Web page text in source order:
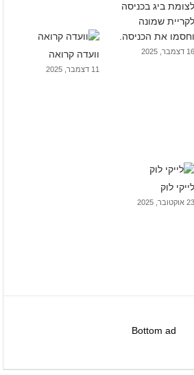
לצומת ביג בכניסה
לקריית שמונה
וחסמו את הכניסה.
16 דצמבר, 2025 וועדה קרואה
11 דצמבר, 2025
לייקי לוק
23 אוקטובר, 2025
Bottom ad